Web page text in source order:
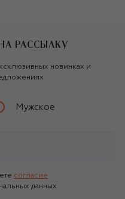
РАССЫЛКУ
новинках и
Мужское
согласие
данных